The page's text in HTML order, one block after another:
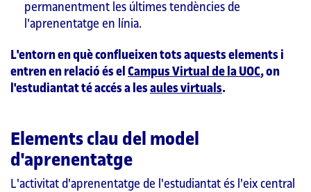
permanentment les últimes tendències de
l'aprenentatge en línia.
L'entorn en què conflueixen tots aquests elements i
entren en relació és el Campus Virtual de la UOC, on
l'estudiantat té accés a lesaules virtuals.
Elements clau del model
d'aprenentatge
L'activitat d'aprenentatge de l'estudiantat és l'eix central